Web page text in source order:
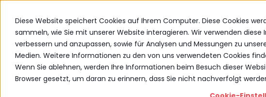
Diese Website speichert Cookies auf Ihrem Computer. Diese Cookies
sammeln, wie Sie mit unserer Website interagieren. Wir verwenden
verbessern und anzupassen, sowie für Analysen und Messungen zu
Medien. Weitere Informationen zu den von uns verwendeten Cookies
Wenn Sie ablehnen, werden Ihre Informationen beim Besuch dieser
Browser gesetzt, um daran zu erinnern, dass Sie nicht nachverfolgt